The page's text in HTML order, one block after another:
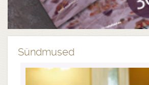
Sündmused